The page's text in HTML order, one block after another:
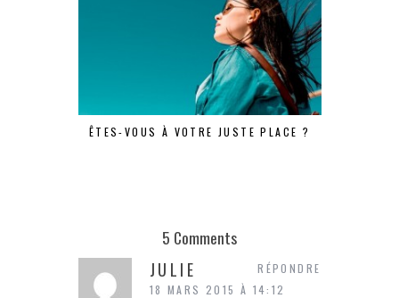
ÊTES-VOUS À VOTRE JUSTE PLACE ?
5 Comments
JULIE
18 MARS 2015 À 14:12
RÉPONDRE